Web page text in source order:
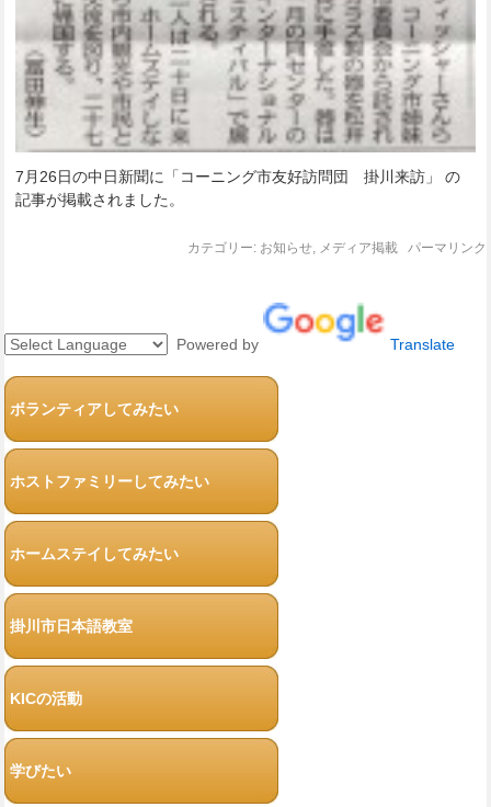
7月26日の中日新聞に「コーニング市友好訪問団 掛川来訪」 の
記事が掲載されました。
カテゴリー: お知らせ, メディア掲載 パーマリンク
Powered by Translate
ボランティアしてみたい
ホストファミリーしてみたい
ホームステイしてみたい
掛川市日本語教室
KICの活動
学びたい